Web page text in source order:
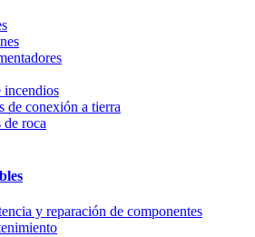
de conexión a tierra
de roca
y reparación de componentes